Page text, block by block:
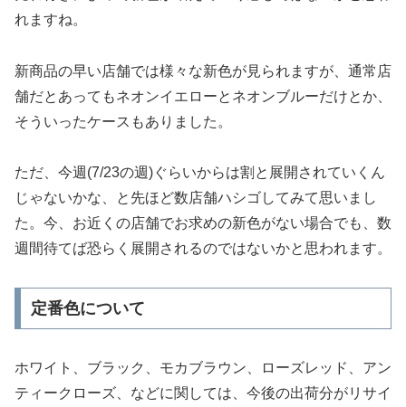
れますね。
新商品の早い店舗では様々な新色が見られますが、通常店
舗だとあってもネオンイエローとネオンブルーだけとか、
そういったケースもありました。
ただ、今週(7/23の週)ぐらいからは割と展開されていくん
じゃないかな、と先ほど数店舗ハシゴしてみて思いまし
た。今、お近くの店舗でお求めの新色がない場合でも、数
週間待てば恐らく展開されるのではないかと思われます。
定番色について
ホワイト、ブラック、モカブラウン、ローズレッド、アン
ティークローズ、などに関しては、今後の出荷分がリサイ